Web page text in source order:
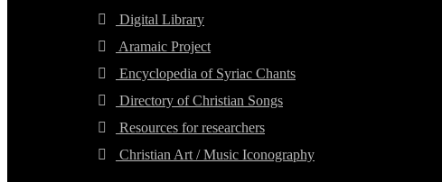
Digital Library
Aramaic Project
Encyclopedia of Syriac Chants
Directory of Christian Songs
Resources for researchers
Christian Art / Music Iconography